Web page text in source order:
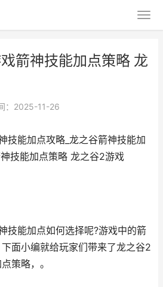
箭神技能加点策略 龙
：2025-11-26
技能加点攻略_龙之谷箭神技能加
技能加点策略 龙之谷2游戏
技能加点如何选择呢?游戏中的箭
面小编就给玩家们带来了龙之谷2
策略，。